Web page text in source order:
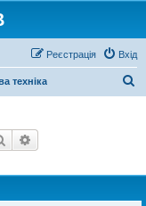
Вхід
Реєстрація
техніка
Пошук